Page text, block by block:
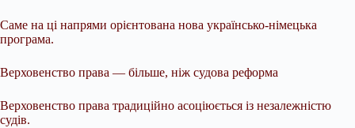
Саме на ці напрями орієнтована нова українсько-німецька
програма.
Верховенство права — більше, ніж судова реформа
Верховенство права традиційно асоціюється із незалежністю
судів.